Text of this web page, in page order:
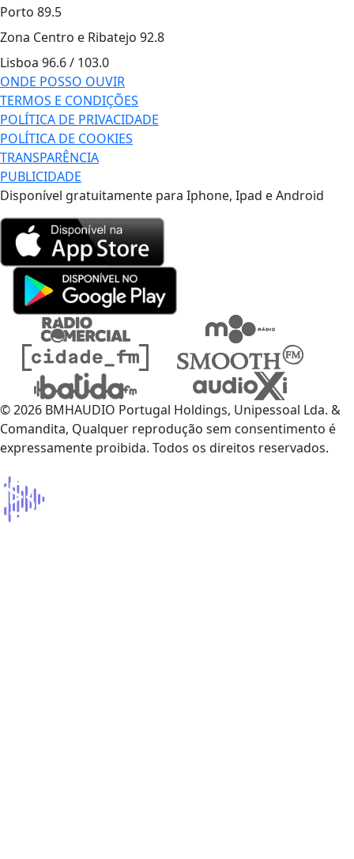
Porto 89.5
Zona Centro e Ribatejo 92.8
Lisboa 96.6 / 103.0
ONDE POSSO OUVIR
TERMOS E CONDIÇÕES
POLÍTICA DE PRIVACIDADE
POLÍTICA DE COOKIES
TRANSPARÊNCIA
PUBLICIDADE
Disponível gratuitamente para Iphone, Ipad e Android
© 2026 BMHAUDIO Portugal Holdings, Unipessoal Lda. &
Comandita, Qualquer reprodução sem consentimento é
expressamente proibida. Todos os direitos reservados.